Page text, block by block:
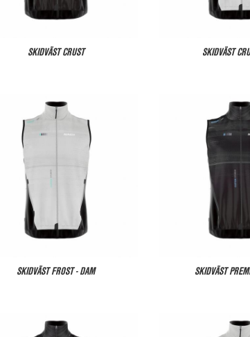
SKIDVÄST CRUST SKIDVÄST
SKIDVÄST FROST - DAM SKIDVÄST